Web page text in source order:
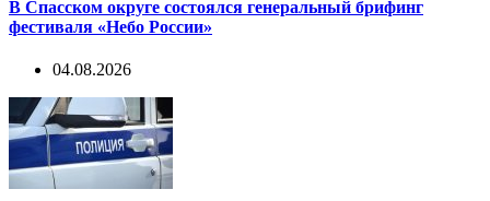
В Спасском округе состоялся генеральный брифинг
фестиваля «Небо России»
04.08.2026